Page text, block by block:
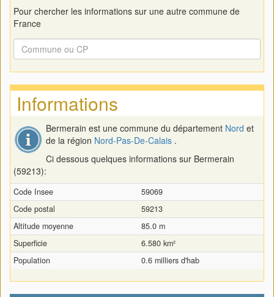
Pour chercher les informations sur une autre commune de
France
Informations
Bermerain est une commune du département Nord et
de la région Nord-Pas-De-Calais .
Ci dessous quelques informations sur Bermerain
(59213):
Code Insee
59069
Code postal
59213
Altitude moyenne
85.0 m
Superficie
6.580 km²
Population
0.6 milliers d'hab